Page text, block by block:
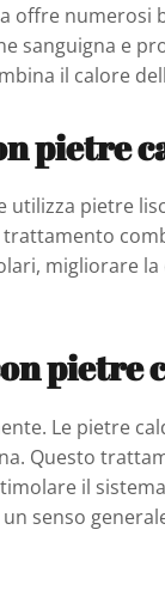
offre
sanguigna e
il calore
pietre
utilizza pietre
migliorare
pietre
Le pietre
Questo
il
senso